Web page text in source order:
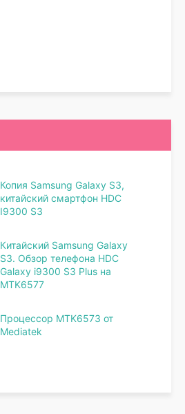
Копия Samsung Galaxy S3,
китайский смартфон HDC
I9300 S3
Китайский Samsung Galaxy
S3. Обзор телефона HDC
Galaxy i9300 S3 Plus на
MTK6577
Процессор MTK6573 от
Mediatek